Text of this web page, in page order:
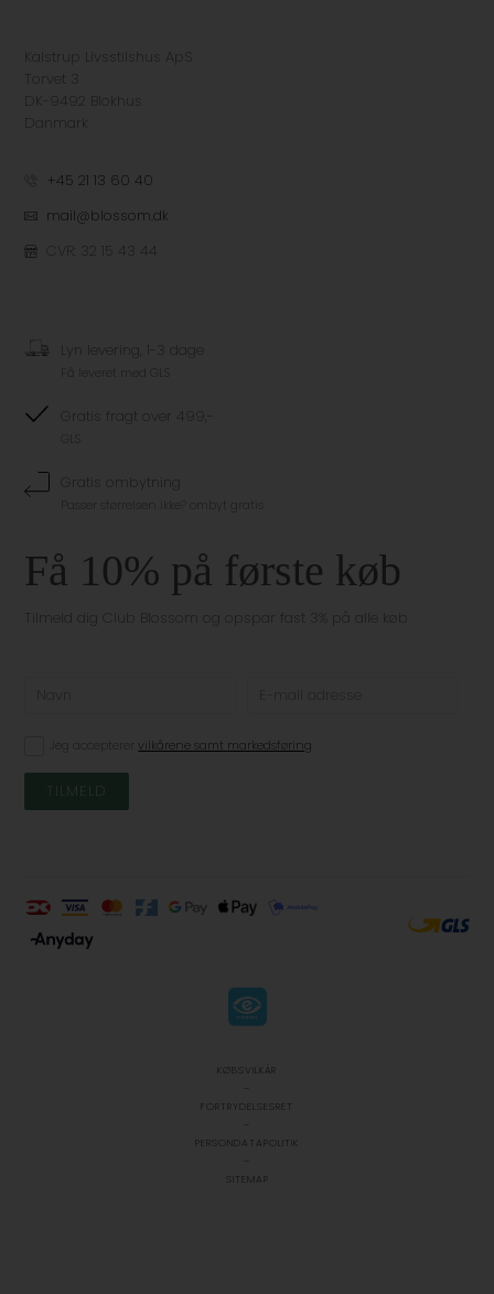
Kalstrup Livsstilshus ApS
Torvet 3
DK-9492 Blokhus
Danmark
+45 21 13 60 40
mail@blossom.dk
CVR: 32 15 43 44
Lyn levering, 1-3 dage
Få leveret med GLS
Gratis fragt over 499,-
Gratis ombytning
Passer størrelsen ikke? ombyt gratis
Få 10% på første køb
Tilmeld dig Club Blossom og opspar fast 3% på alle køb
Jeg accepterervilkårene samt markedsføring
KØBSVILKÅR
FORTRYDELSESRET
PERSONDATAPOLITIK
SITEMAP